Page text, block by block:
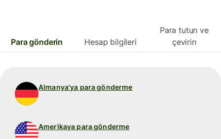
Para gönderin Hesap bilgileri
Para tutun ve
çevirin
Almanya'ya para gönderme
Amerikaya para gönderme